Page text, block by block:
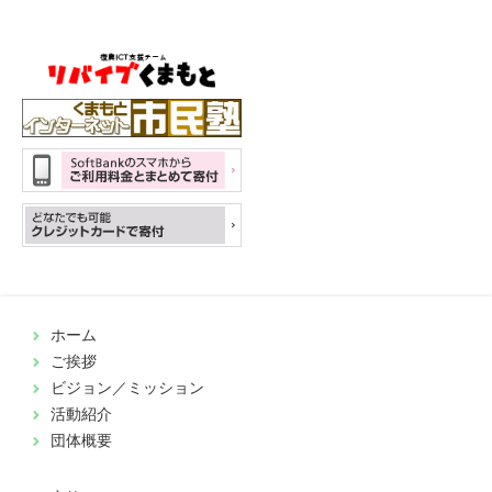
ホーム
ご挨拶
ビジョン／ミッション
活動紹介
団体概要